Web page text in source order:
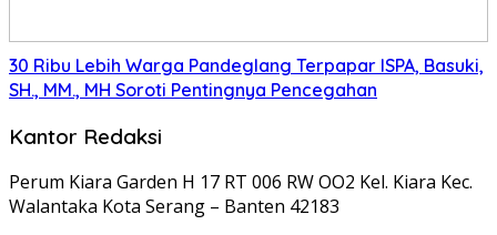
30 Ribu Lebih Warga Pandeglang Terpapar ISPA, Basuki,
SH., MM., MH Soroti Pentingnya Pencegahan
Kantor Redaksi
Perum Kiara Garden H 17 RT 006 RW OO2 Kel. Kiara Kec.
Walantaka Kota Serang – Banten 42183